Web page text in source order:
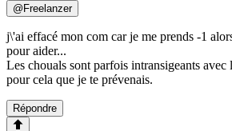
@ Freelanzer
j\'ai effacé mon com car je me prends -1
pour aider...
Les chouals sont parfois intransigeants avec
pour cela que je te prévenais.
Répondre